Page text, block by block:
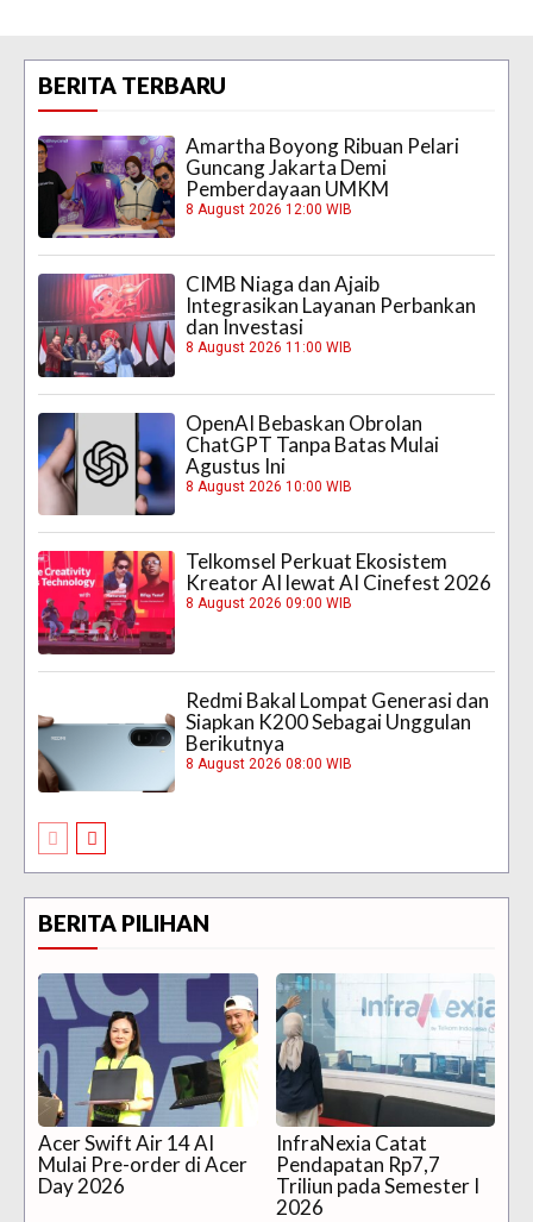
BERITA TERBARU
Amartha Boyong Ribuan Pelari
Guncang Jakarta Demi
Pemberdayaan UMKM
8 August 2026 12:00 WIB
CIMB Niaga dan Ajaib
Integrasikan Layanan Perbankan
dan Investasi
8 August 2026 11:00 WIB
OpenAI Bebaskan Obrolan
ChatGPT Tanpa Batas Mulai
Agustus Ini
8 August 2026 10:00 WIB
Telkomsel Perkuat Ekosistem
Kreator AI lewat AI Cinefest 2026
8 August 2026 09:00 WIB
Redmi Bakal Lompat Generasi dan
Siapkan K200 Sebagai Unggulan
Berikutnya
8 August 2026 08:00 WIB
BERITA PILIHAN
Acer Swift Air 14 AI
Mulai Pre-order di Acer
Day 2026
InfraNexia Catat
Pendapatan Rp7,7
Triliun pada Semester I
2026